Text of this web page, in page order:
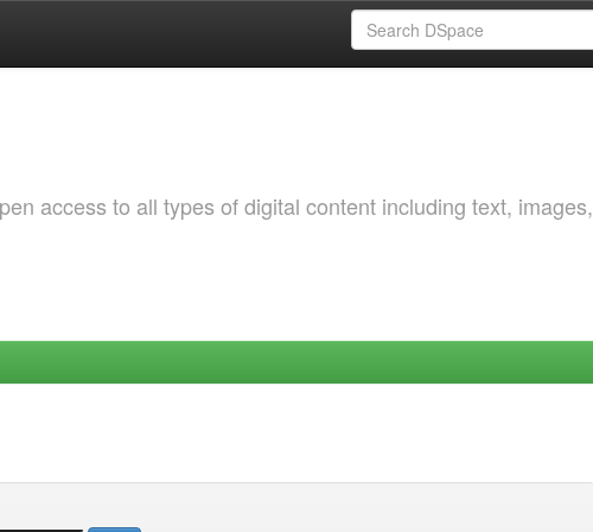
access to all types of digital content including text, images,